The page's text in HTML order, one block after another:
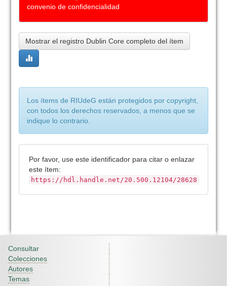
convenio de confidencialidad
Mostrar el registro Dublin Core completo del ítem
Los ítems de RIUdeG están protegidos por copyright,
con todos los derechos reservados, a menos que se
indique lo contrario.
Por favor, use este identificador para citar o enlazar
este ítem:
https://hdl.handle.net/20.500.12104/28628
Consultar
Colecciones
Autores
Temas